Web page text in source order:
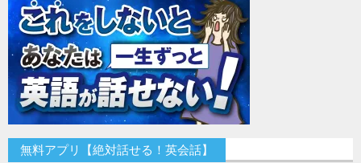
無料アプリ【絶対話せる！英会話】